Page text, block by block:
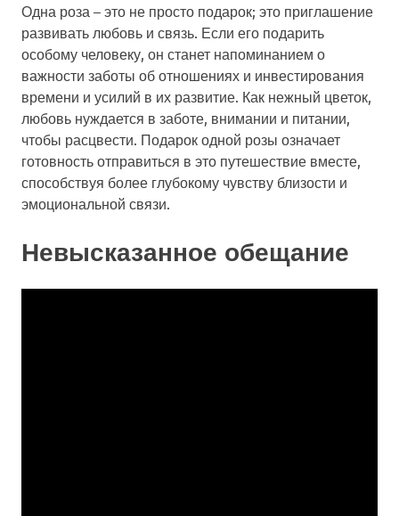
Одна роза – это не просто подарок; это приглашение
развивать любовь и связь. Если его подарить
особому человеку, он станет напоминанием о
важности заботы об отношениях и инвестирования
времени и усилий в их развитие. Как нежный цветок,
любовь нуждается в заботе, внимании и питании,
чтобы расцвести. Подарок одной розы означает
готовность отправиться в это путешествие вместе,
способствуя более глубокому чувству близости и
эмоциональной связи.
Невысказанное обещание